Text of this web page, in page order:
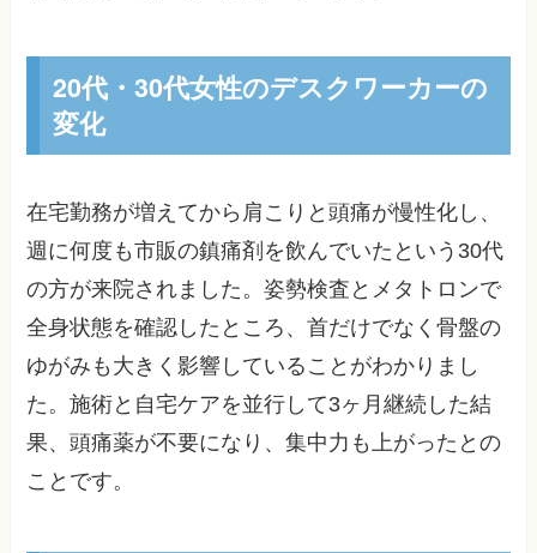
20代・30代女性のデスクワーカーの
変化
在宅勤務が増えてから肩こりと頭痛が慢性化し、
週に何度も市販の鎮痛剤を飲んでいたという30代
の方が来院されました。姿勢検査とメタトロンで
全身状態を確認したところ、首だけでなく骨盤の
ゆがみも大きく影響していることがわかりまし
た。施術と自宅ケアを並行して3ヶ月継続した結
果、頭痛薬が不要になり、集中力も上がったとの
ことです。